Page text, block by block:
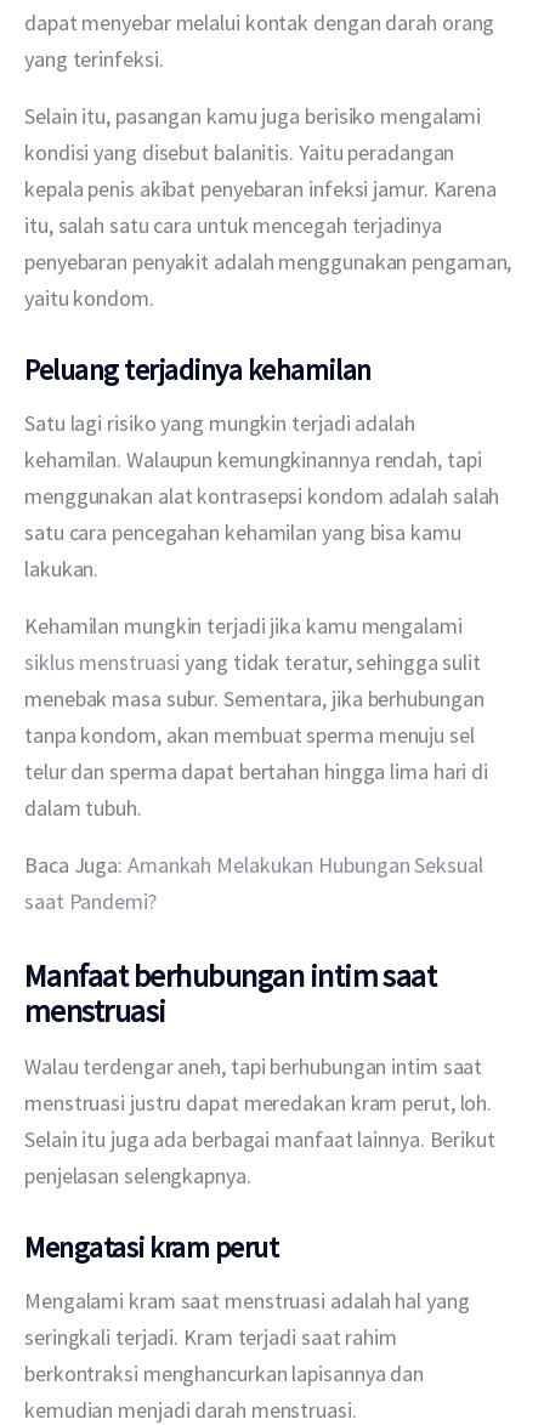
dapat menyebar melalui kontak dengan darah orang
yang terinfeksi.
Selain itu, pasangan kamu juga berisiko mengalami
kondisi yang disebut balanitis. Yaitu peradangan
kepala penis akibat penyebaran infeksi jamur. Karena
itu, salah satu cara untuk mencegah terjadinya
penyebaran penyakit adalah menggunakan pengaman,
yaitu kondom.
Peluang terjadinya kehamilan
Satu lagi risiko yang mungkin terjadi adalah
kehamilan. Walaupun kemungkinannya rendah, tapi
menggunakan alat kontrasepsi kondom adalah salah
satu cara pencegahan kehamilan yang bisa kamu
lakukan.
Kehamilan mungkin terjadi jika kamu mengalami
siklus menstruasi yang tidak teratur, sehingga sulit
menebak masa subur. Sementara, jika berhubungan
tanpa kondom, akan membuat sperma menuju sel
telur dan sperma dapat bertahan hingga lima hari di
dalam tubuh.
Baca Juga: Amankah Melakukan Hubungan Seksual
saat Pandemi?
Manfaat berhubungan intim saat
menstruasi
Walau terdengar aneh, tapi berhubungan intim saat
menstruasi justru dapat meredakan kram perut, loh.
Selain itu juga ada berbagai manfaat lainnya. Berikut
penjelasan selengkapnya.
Mengatasi kram perut
Mengalami kram saat menstruasi adalah hal yang
seringkali terjadi. Kram terjadi saat rahim
berkontraksi menghancurkan lapisannya dan
kemudian menjadi darah menstruasi.